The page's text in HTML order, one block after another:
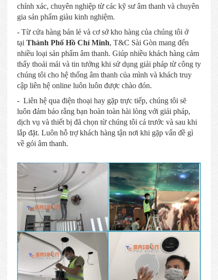
chính xác, chuyên nghiệp từ các kỹ sư âm thanh và chuyên
gia sản phẩm giàu kinh nghiệm.
- Từ cửa hàng bán lẻ và cơ sở kho hàng của chúng tôi ở
tại Thành Phố Hồ Chí Minh, T&C Sài Gòn mang đến
nhiều loại sản phẩm âm thanh. Giúp nhiều khách hàng cảm
thấy thoải mái và tin tưởng khi sử dụng giải pháp từ công ty
chúng tôi cho hệ thống âm thanh của mình và khách truy
cập liên hệ online luôn luôn được chào đón.
- Liên hệ qua điện thoại hay gặp trực tiếp, chúng tôi sẽ
luôn đảm bảo rằng bạn hoàn toàn hài lòng với giải pháp,
dịch vụ và thiết bị đã chọn từ chúng tôi cả trước và sau khi
lắp đặt. Luôn hỗ trợ khách hàng tận nơi khi gặp vấn đề gì
về gói âm thanh.